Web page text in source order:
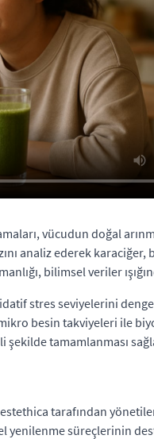
vücudun doğal
analiz ederek
bilimsel veriler
stres seviyelerini
besin takviyeleri ile
tamamlanması
tarafından
yenilenme süreçlerinin